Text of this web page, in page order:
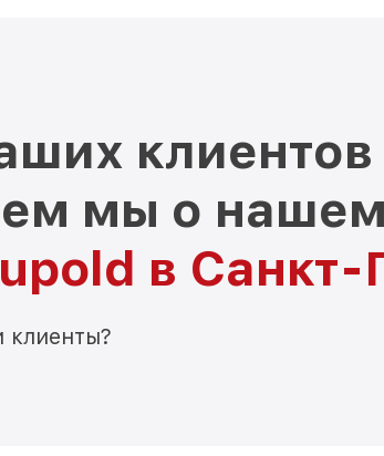
клиентов
мы о
в Санкт-